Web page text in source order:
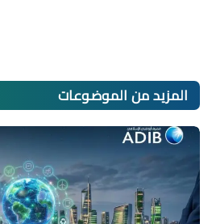
المزيد منالموضوعات